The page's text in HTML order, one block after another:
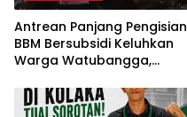
Antrean Panjang Pengisian
BBM Bersubsidi Keluhkan
Warga Watubangga,
Kendaraan Bertangki
Modifikasi